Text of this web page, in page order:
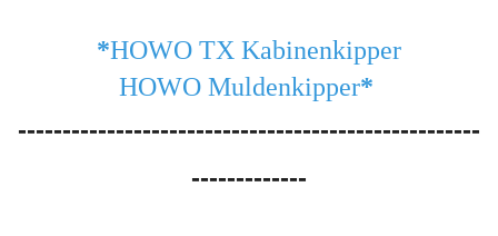
*HOWO TX Kabinenkipper
HOWO Muldenkipper*
----------------------------------------------------
-------------